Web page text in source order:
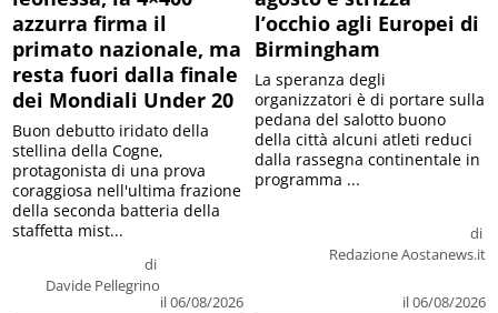
azzurra firma il
primato nazionale, ma
resta fuori dalla finale
dei Mondiali Under 20
di
Davide Pellegrino
il 06/08/2026
Buon debutto iridato della
stellina della Cogne,
protagonista di una prova
coraggiosa nell'ultima frazione
della seconda batteria della
staffetta mist...
l’occhio agli Europei di
Birmingham
di
Redazione Aostanews.it
il 06/08/2026
La speranza degli
organizzatori è di portare sulla
pedana del salotto buono
della città alcuni atleti reduci
dalla rassegna continentale in
programma ...